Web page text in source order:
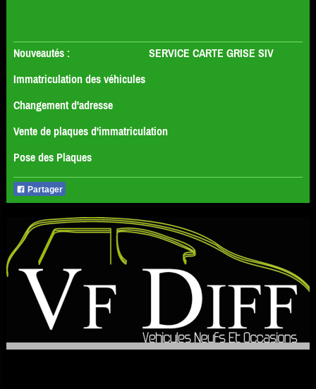
Nouveautés : SERVICE CARTE GRISE SIV
Immatriculation des véhicules
Changement d'adresse
Vente de plaques d'immatriculation
Pose des Plaques
Partager